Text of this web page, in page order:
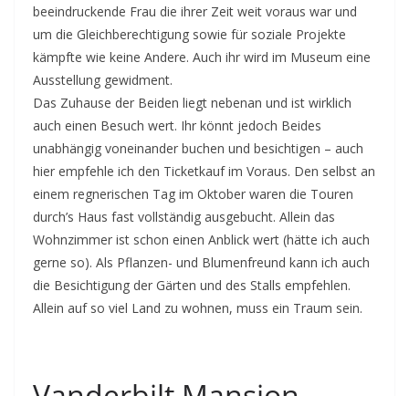
beeindruckende Frau die ihrer Zeit weit voraus war und
um die Gleichberechtigung sowie für soziale Projekte
kämpfte wie keine Andere. Auch ihr wird im Museum eine
Ausstellung gewidment.
Das Zuhause der Beiden liegt nebenan und ist wirklich
auch einen Besuch wert. Ihr könnt jedoch Beides
unabhängig voneinander buchen und besichtigen – auch
hier empfehle ich den Ticketkauf im Voraus. Den selbst an
einem regnerischen Tag im Oktober waren die Touren
durch’s Haus fast vollständig ausgebucht. Allein das
Wohnzimmer ist schon einen Anblick wert (hätte ich auch
gerne so). Als Pflanzen- und Blumenfreund kann ich auch
die Besichtigung der Gärten und des Stalls empfehlen.
Allein auf so viel Land zu wohnen, muss ein Traum sein.